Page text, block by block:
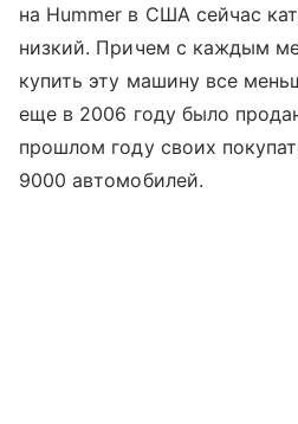
на Hummer в США сейчас
низкий. Причем с каждым
купить эту машину все
еще в 2006 году было
прошлом году своих
9000 автомобилей.